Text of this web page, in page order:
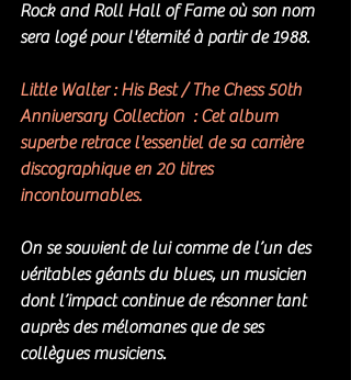
Rock and Roll Hall of Fame où son nom
sera logé pour l'éternité à partir de 1988.
Little Walter : His Best / The Chess 50th
Anniversary Collection  : Cet album
superbe retrace l'essentiel de sa carrière
discographique en 20 titres
incontournables.
On se souvient de lui comme de l’un des
véritables géants du blues, un musicien
dont l’impact continue de résonner tant
auprès des mélomanes que de ses
collègues musiciens.